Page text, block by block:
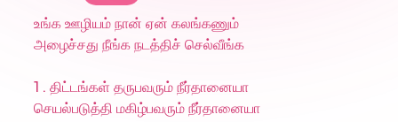
உங்க ஊழியம் நான் ஏன் கலங்கணும்
அழைச்சது நீங்க நடத்திச் செல்வீங்க
1 . திட்டங்கள் தருபவரும் நீர்தானையா
செயல்படுத்தி மகிழ்பவரும் நீர்தானையா